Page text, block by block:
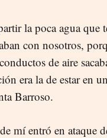
la poca agua que
con nosotros,
de aire
era la de estar en
Barroso.
mí entró en ataque